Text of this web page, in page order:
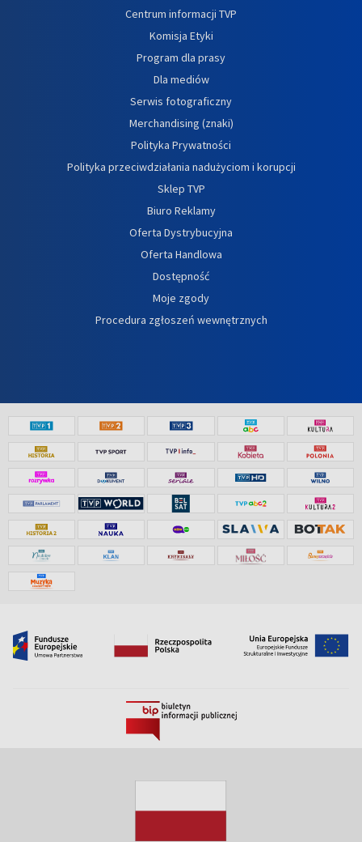
Centrum informacji TVP
Komisja Etyki
Program dla prasy
Dla mediów
Serwis fotograficzny
Merchandising (znaki)
Polityka Prywatności
Polityka przeciwdziałania nadużyciom i korupcji
Sklep TVP
Biuro Reklamy
Oferta Dystrybucyjna
Oferta Handlowa
Dostępność
Moje zgody
Procedura zgłoszeń wewnętrznych